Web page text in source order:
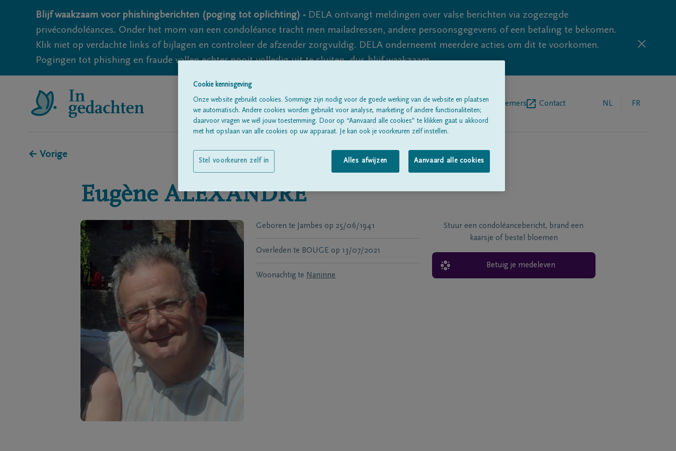
Blijf waakzaam voor phishingberichten (poging tot oplichting) - DELA ontvangt meldingen over valse berichten via zogezegde
privécondoléances. Onder het mom van een condoléance tracht men mailadressen, andere persoonsgegevens of een betaling te bekomen.
Klik niet op verdachte links of bijlagen en controleer de afzender zorgvuldig. DELA onderneemt meerdere acties om dit te voorkomen.
Pogingen tot phishing en fraude vallen echter nooit volledig uit te sluiten, dus blijf waakzaam.
Alle rouwberichtenOver onsBegrafenisondernemers Contact NL FR
← Vorige
Eugène ALEXANDRE
Geboren te Jambes op 25/06/1941
Overleden te BOUGE op 13/07/2021
Woonachtig te Naninne
Stuur een condoléancebericht, brand een
kaarsje of bestel bloemen
Betuig je medeleven
Cookie kennisgeving
Onze website gebruikt cookies. Sommige zijn nodig voor de goede werking van de website en plaatsen
we automatisch. Andere cookies worden gebruikt voor analyse, marketing of andere functionaliteiten;
daarvoor vragen we wél jouw toestemming. Door op “Aanvaard alle cookies” te klikken gaat u akkoord
met het opslaan van alle cookies op uw apparaat. Je kan ook je voorkeuren zelf instellen.
Alles afwijzen Aanvaard alle cookies
Stel voorkeuren zelf in